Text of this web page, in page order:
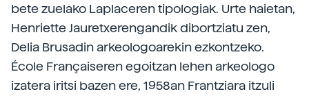
bete zuelako Laplaceren tipologiak. Urte haietan,
Henriette Jauretxerengandik dibortziatu zen,
Delia Brusadin arkeologoarekin ezkontzeko.
École Françaiseren egoitzan lehen arkeologo
izatera iritsi bazen ere, 1958an Frantziara itzuli